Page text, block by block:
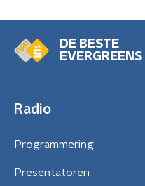
DE BESTE
EVERGREENS
Radio
Programmering
Presentatoren